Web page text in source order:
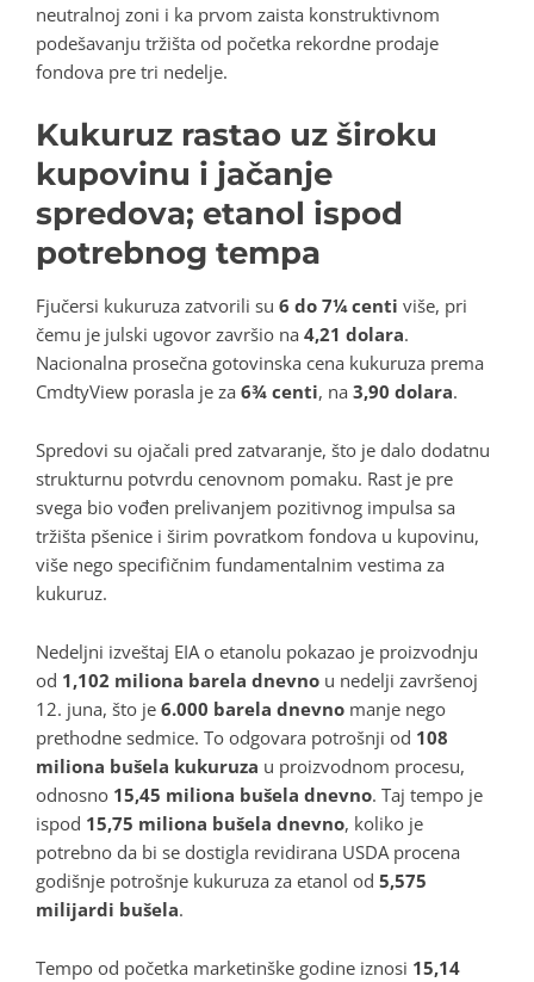
neutralnoj zoni i ka prvom zaista konstruktivnom
podešavanju tržišta od početka rekordne prodaje
fondova pre tri nedelje.
Kukuruz rastao uz široku
kupovinu i jačanje
spredova; etanol ispod
potrebnog tempa
Fjučersi kukuruza zatvorili su 6 do 7¼ centi više, pri
čemu je julski ugovor završio na 4,21 dolara.
Nacionalna prosečna gotovinska cena kukuruza prema
CmdtyView porasla je za 6¾ centi, na 3,90 dolara.
Spredovi su ojačali pred zatvaranje, što je dalo dodatnu
strukturnu potvrdu cenovnom pomaku. Rast je pre
svega bio vođen prelivanjem pozitivnog impulsa sa
tržišta pšenice i širim povratkom fondova u kupovinu,
više nego specifičnim fundamentalnim vestima za
kukuruz.
Nedeljni izveštaj EIA o etanolu pokazao je proizvodnju
od 1,102 miliona barela dnevno u nedelji završenoj
12. juna, što je 6.000 barela dnevno manje nego
prethodne sedmice. To odgovara potrošnji od 108
miliona bušela kukuruza u proizvodnom procesu,
odnosno 15,45 miliona bušela dnevno. Taj tempo je
ispod 15,75 miliona bušela dnevno, koliko je
potrebno da bi se dostigla revidirana USDA procena
godišnje potrošnje kukuruza za etanol od 5,575
milijardi bušela.
Tempo od početka marketinške godine iznosi 15,14